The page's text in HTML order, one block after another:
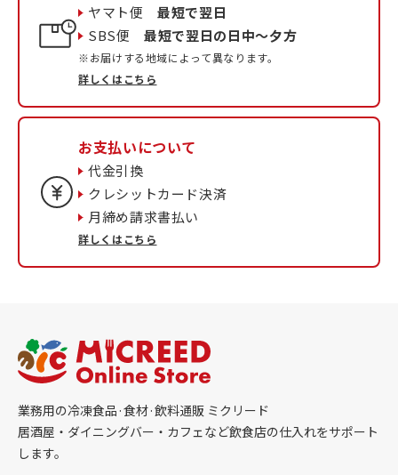
ヤマト便最短で翌日
SBS便最短で翌日の日中〜夕方
※お届けする地域によって異なります。
詳しくはこちら
お支払いについて
代金引換
クレシットカード決済
月締め請求書払い
詳しくはこちら
業務用の冷凍食品·食材·飲料通販 ミクリード
居酒屋・ダイニングバー・カフェなど飲食店の仕入れをサポート
します。